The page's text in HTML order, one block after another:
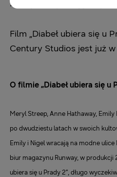
inteligentnej pielęgnacji
Film „Diabeł ubiera się u
Century Studios jest już w
O filmie „Diabeł ubiera się u
Meryl Streep, Anne Hathaway,
po dwudziestu latach w swoich
Emily i Nigel wracają na modne
biur magazynu Runway, w produkcji
ubiera się u Prady 2”, długo